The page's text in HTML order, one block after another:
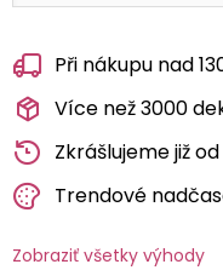
Při nákupu nad
Více než 3000
Zkrášlujeme již od
Trendové
Zobraziť všetky výhody